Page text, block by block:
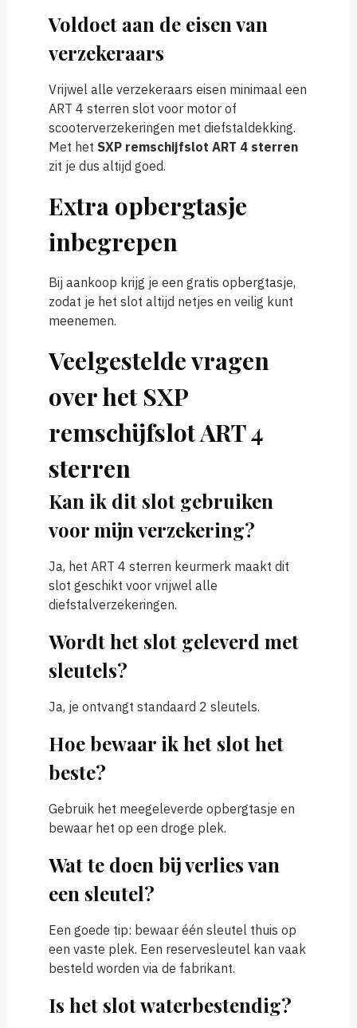
Voldoet aan de eisen van
verzekeraars
Vrijwel alle verzekeraars eisen minimaal een
ART 4 sterren slot voor motor of
scooterverzekeringen met diefstaldekking.
Met het SXP remschijfslot ART 4 sterren
zit je dus altijd goed.
Extra opbergtasje
inbegrepen
Bij aankoop krijg je een gratis opbergtasje,
zodat je het slot altijd netjes en veilig kunt
meenemen.
Veelgestelde vragen
over het SXP
remschijfslot ART 4
sterren
Kan ik dit slot gebruiken
voor mijn verzekering?
Ja, het ART 4 sterren keurmerk maakt dit
slot geschikt voor vrijwel alle
diefstalverzekeringen.
Wordt het slot geleverd met
sleutels?
Ja, je ontvangt standaard 2 sleutels.
Hoe bewaar ik het slot het
beste?
Gebruik het meegeleverde opbergtasje en
bewaar het op een droge plek.
Wat te doen bij verlies van
een sleutel?
Een goede tip: bewaar één sleutel thuis op
een vaste plek. Een reservesleutel kan vaak
besteld worden via de fabrikant.
Is het slot waterbestendig?